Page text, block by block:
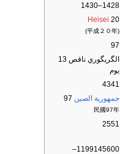
1428–1430
Heisei 20
(平成２０年)
97
الگريگوري ناقص 13
يوم
4341
جمهورية الصين
民國97年
2551
1199145600–